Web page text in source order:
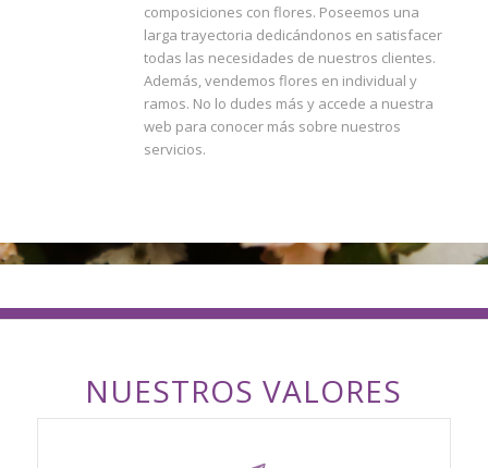
composiciones con flores. Poseemos una
larga trayectoria dedicándonos en satisfacer
todas las necesidades de nuestros clientes.
Además, vendemos flores en individual y
ramos. No lo dudes más y accede a nuestra
web para conocer más sobre nuestros
servicios.
NUESTROS VALORES